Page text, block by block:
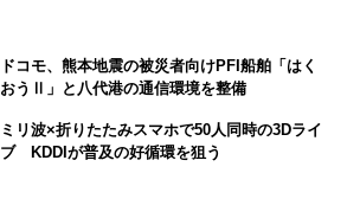
ドコモ、熊本地震の被災者向けPFI船舶「はく
おうⅡ」と八代港の通信環境を整備
ミリ波×折りたたみスマホで50人同時の3Dライ
ブ KDDIが普及の好循環を狙う